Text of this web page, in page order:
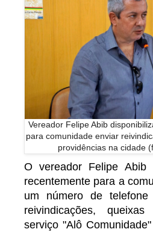
Vereador Felipe Abib
para comunidade enviar
providências na cidade
O vereador Felipe Abib
recentemente para a
um número de
reivindicações,
serviço "Alô